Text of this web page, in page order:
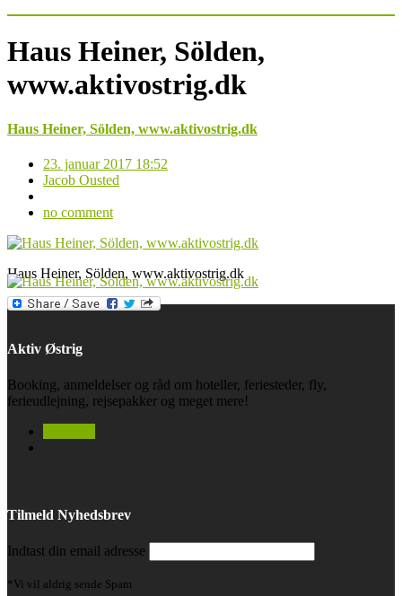
Haus Heiner, Sölden,
www.aktivostrig.dk
Haus Heiner, Sölden, www.aktivostrig.dk
23. januar 2017 18:52
Jacob Ousted
no comment
Haus Heiner, Sölden, www.aktivostrig.dk
Aktiv Østrig
Booking, anmeldelser og råd om hoteller, feriesteder, fly,
ferieudlejning, rejsepakker og meget mere!
Tilmeld Nyhedsbrev
Indtast din email adresse
*Vi vil aldrig sende Spam